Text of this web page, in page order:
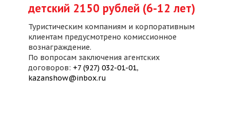
детский 2150 рублей (6-12 лет)
Туристическим компаниям и корпоративным
клиентам предусмотрено комиссионное
вознаграждение.
По вопросам заключения агентских
договоров: +7 (927) 032-01-01,
kazanshow@inbox.ru